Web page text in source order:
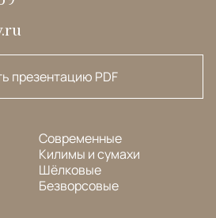
презентацию PDF
Современные
Килимы и сумахи
Шёлковые
Безворсовые